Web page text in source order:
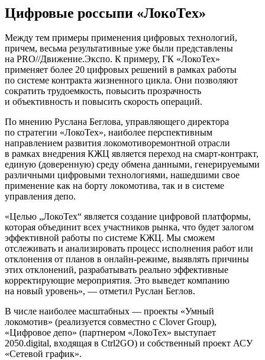
Цифровые россыпи «ЛокоТех»
Между тем примеры применения цифровых технологий,
причем, весьма результативные уже были представлены
на PRO//Движение.Экспо. К примеру, ГК «ЛокоТех»
применяет более 20 цифровых решений в рамках работы
по системе контракта жизненного цикла. Они позволяют
сократить трудоемкость, повысить прозрачность
и объективность и повысить скорость операций.
По мнению Руслана Беглова, управляющего директора
по стратегии «ЛокоТех», наиболее перспективным
направлением развития локомотиворемонтной отрасли
в рамках внедрения КЖЦ является переход на смарт-контракт,
единую (доверенную) среду обмена данными, генерируемыми
различными цифровыми технологиями, нашедшими свое
применение как на борту локомотива, так и в системе
управления депо.
«Целью „ЛокоТех“ является создание цифровой платформы,
которая объединит всех участников рынка, что будет залогом
эффективной работы по системе КЖЦ. Мы сможем
отслеживать и анализировать процесс исполнения работ или
отклонения от планов в онлайн-режиме, выявлять причины
этих отклонений, разрабатывать реально эффективные
корректирующие мероприятия. Это выведет компанию
на новый уровень», — отметил Руслан Беглов.
В числе наиболее масштабных — проекты «Умный
локомотив» (реализуется совместно с Clover Group),
«Цифровое депо» (партнером «ЛокоТех» выступает
2050.digital, входящая в Ctrl2GO) и собственный проект АСУ
«Сетевой график».